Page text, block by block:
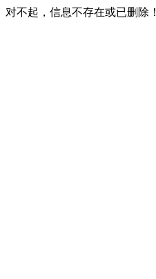
对不起，信息不存在或已删除！